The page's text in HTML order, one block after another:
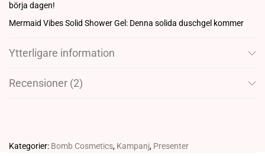
börja dagen!
Mermaid Vibes Solid Shower Gel: Denna solida duschgel kommer
supermjuk och glad! Djupt i din väldoftande bar finns en unik
blandning av humörhöjande eteriska oljor från citrongräs och
Shea Glow Solid Deodorant: Genom att använda naturligt
droppe vatten före och applicera direkt på fuktig hud.
Ytterligare information
Recensioner (2)
Kategorier: Bomb Cosmetics, Kampanj, Presenter